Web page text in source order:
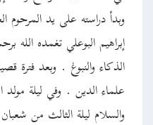
وبدأ دراسته على يد
إبراهيم البوعلي تغمده الله
الذكاء والنبوغ . وبعد فترة
علماء الدين . وفي ليلة مولد